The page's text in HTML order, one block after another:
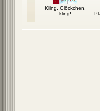
Kling, Glöckchen,
kling!